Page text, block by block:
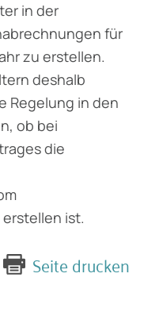
in der
für
zu erstellen.
deshalb
Regelung in den
ob bei
die
ist.
Seite drucken